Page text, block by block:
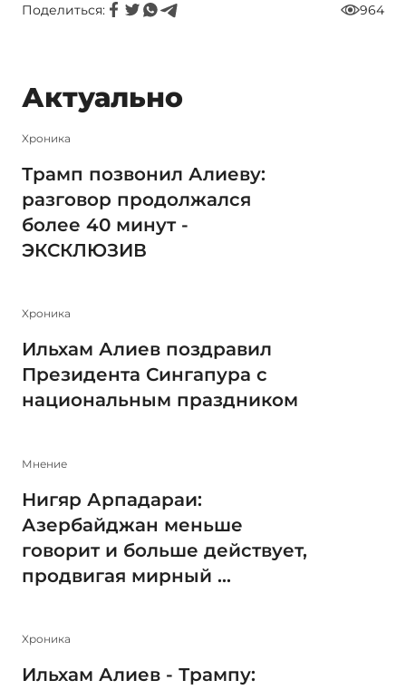
Поделиться: 964
Актуально
Xроника
Трамп позвонил Алиеву:
разговор продолжался
более 40 минут -
ЭКСКЛЮЗИВ
Xроника
Ильхам Алиев поздравил
Президента Сингапура с
национальным праздником
Мнение
Нигяр Арпадараи:
Азербайджан меньше
говорит и больше действует,
продвигая мирный ...
Xроника
Ильхам Алиев - Трампу: